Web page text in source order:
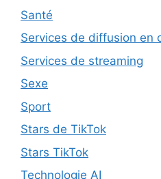
Santé
Services de diffusion en
Services de streaming
Sexe
Sport
Stars de TikTok
Stars TikTok
Technologie AI